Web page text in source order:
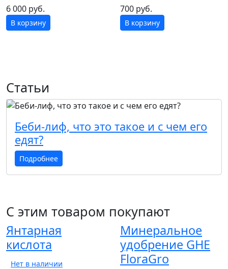
6 000 руб.
В корзину
700 руб.
В корзину
Статьи
Беби-лиф, что это такое и с чем его
едят?
Подробнее
С этим товаром покупают
Янтарная
кислота
Нет в наличии
Минеральное
удобрение GHE
FloraGro